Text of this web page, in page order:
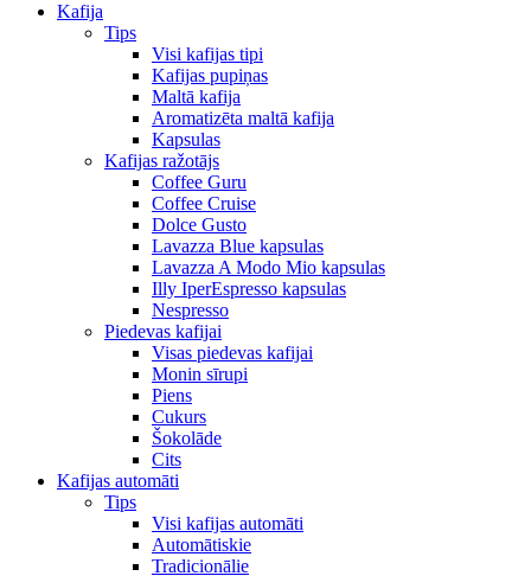
Kafija
Tips
Visi kafijas tipi
Kafijas pupiņas
Maltā kafija
Aromatizēta maltā kafija
Kapsulas
Kafijas ražotājs
Coffee Guru
Coffee Cruise
Dolce Gusto
Lavazza Blue kapsulas
Lavazza A Modo Mio kapsulas
Illy IperEspresso kapsulas
Nespresso
Piedevas kafijai
Visas piedevas kafijai
Monin sīrupi
Piens
Cukurs
Šokolāde
Cits
Kafijas automāti
Tips
Visi kafijas automāti
Automātiskie
Tradicionālie